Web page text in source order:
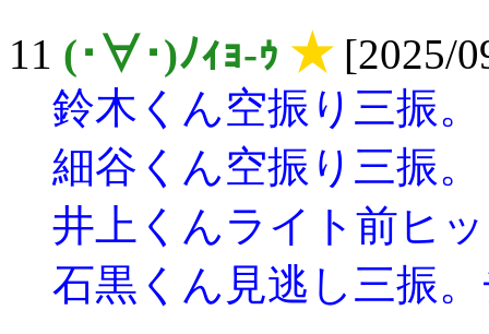
11 (･∀･)ﾉｨｮ-ｩ ★[2025/
鈴木くん空振り三振
細谷くん空振り三振
井上くんライト前ヒ
石黒くん見逃し三振